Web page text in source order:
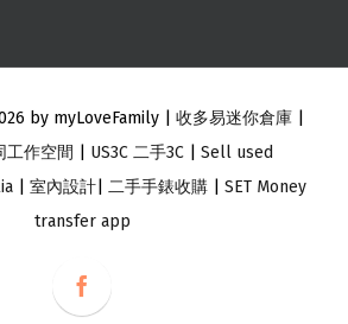
by myLoveFamily | 收多易迷你倉庫
工作空間 US3C 二手3C
Sell used
室內設計 二手手錶收購
SET Money
transfer app